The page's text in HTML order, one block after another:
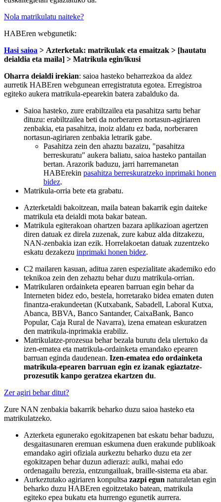
Nola matrikulatu naiteke?
HABEren webgunetik:
Hasi saioa > Azterketak: matrikulak eta emaitzak > [hautatu
deialdia eta maila] > Matrikula egin/ikusi
Oharra deialdi irekian: saioa hasteko beharrezkoa da aldez
aurretik HABEren webgunean erregistratuta egotea. Erregistroa
egiteko aukera matrikula-epearekin batera zabalduko da.
Saioa hasteko, zure erabiltzailea eta pasahitza sartu behar
dituzu: erabiltzailea beti da norberaren nortasun-agiriaren
zenbakia, eta pasahitza, inoiz aldatu ez bada, norberaren
nortasun-agiriaren zenbakia letrarik gabe.
Pasahitza zein den ahaztu bazaizu, "pasahitza
berreskuratu" aukera baliatu, saioa hasteko pantailan
bertan. Arazorik baduzu, jarri harremanetan
HABErekin pasahitza berreskuratzeko inprimaki honen
bidez.
Matrikula-orria bete eta grabatu.
Azterketaldi bakoitzean, maila batean bakarrik egin daiteke
matrikula eta deialdi mota bakar batean.
Matrikula egiterakoan ohartzen bazara aplikazioan agertzen
diren datuak ez direla zuzenak, zure kabuz alda ditzakezu,
NAN-zenbakia izan ezik. Horrelakoetan datuak zuzentzeko
eskatu dezakezu inprimaki honen bidez.
C2 mailaren kasuan, aditua zaren espezialitate akademiko edo
teknikoa zein den zehaztu behar duzu matrikula-orrian.
Matrikularen ordainketa epearen barruan egin behar da
Interneten bidez edo, bestela, horretarako bidea ematen duten
finantza-erakundeetan (Kutxabank, Sabadell, Laboral Kutxa,
Abanca, BBVA, Banco Santander, CaixaBank, Banco
Popular, Caja Rural de Navarra), izena ematean eskuratzen
den matrikula-inprimakia erabiliz.
Matrikulatze-prozesua behar bezala burutu dela ulertuko da
izen-ematea eta matrikula-ordainketa emandako epearen
barruan eginda daudenean. Izen-ematea edo ordainketa
matrikula-epearen barruan egin ez izanak egiaztatze-
prozesutik kanpo geratzea ekartzen du.
Zer agiri behar ditut?
Zure NAN zenbakia bakarrik beharko duzu saioa hasteko eta
matrikulatzeko.
Azterketa egunerako egokitzapenen bat eskatu behar baduzu,
desgaitasunaren eremuan eskumena duen erakunde publikoak
emandako agiri ofiziala aurkeztu beharko duzu eta zer
egokitzapen behar duzun adierazi: aulki, mahai edo
ordenagailu berezia, entzungailuak, braille-sistema eta abar.
Aurkeztutako agiriaren konpultsa zazpi egun naturaletan egin
beharko duzu HABEren egoitzetako batean, matrikula
egiteko epea bukatu eta hurrengo egunetik aurrera.